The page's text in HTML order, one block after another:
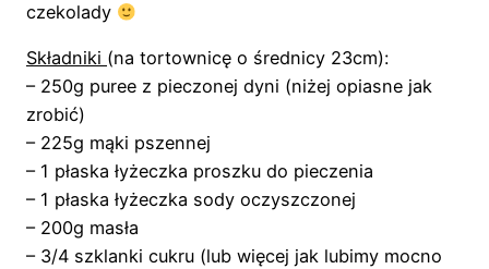
czekolady
Składniki (na tortownicę o średnicy 23cm):
– 250g puree z pieczonej dyni (niżej opiasne jak
zrobić)
– 225g mąki pszennej
– 1 płaska łyżeczka proszku do pieczenia
– 1 płaska łyżeczka sody oczyszczonej
– 200g masła
– 3/4 szklanki cukru (lub więcej jak lubimy mocno